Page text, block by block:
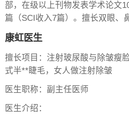
部，在级以上刊物发表学术论文
篇（SCI收入7篇）。擅长双眼、
康虹医生
擅长项目：注射玻尿酸与除皱瘦
式半**睫毛，女人做注射除皱
医生职称：副主任医师
医生介绍：